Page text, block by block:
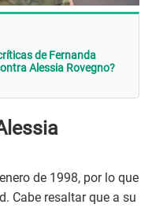
de Fernanda
Alessia Rovegno?
de 1998, por lo que
Cabe resaltar que a su